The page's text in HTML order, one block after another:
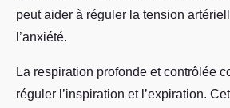
peut aider à réguler la tension
l’anxiété.
La respiration profonde et contrôlée
réguler l’inspiration et l’expiration.